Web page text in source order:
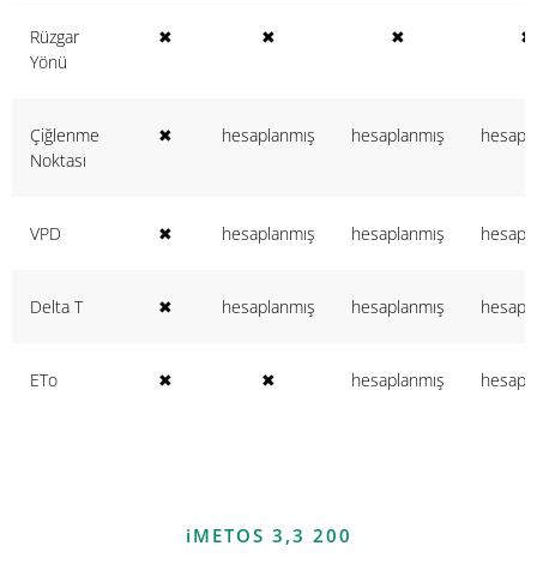
Rüzgar
Yönü
✖ ✖ ✖ ✖
Çiğlenme
Noktası
✖ hesaplanmış hesaplanmış
VPD ✖ hesaplanmış hesaplanmış
Delta T ✖ hesaplanmış hesaplanmış
ETo ✖ ✖ hesaplanmış
iMETOS 3,3 200